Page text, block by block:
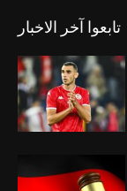
تابعوا آخر الاخبار